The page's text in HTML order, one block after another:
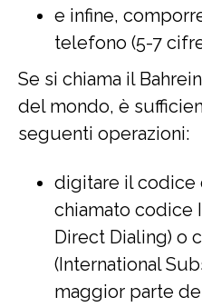
e infine,
telefono (5-7
Se si chiama il
del mondo, è
seguenti operazioni:
digitare il codice
chiamato codice
Direct Dialing) o
(International
maggior parte